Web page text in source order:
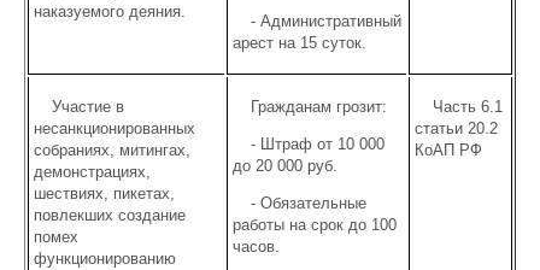
наказуемого деяния.
- Административный
арест на 15 суток.
Участие в
несанкционированных
собраниях, митингах,
демонстрациях,
шествиях, пикетах,
повлекших создание
помех
функционированию
Гражданам грозит:
- Штраф от 10 000
до 20 000 руб.
- Обязательные
работы на срок до 100
часов.
Часть 6.1
статьи 20.2
КоАП РФ